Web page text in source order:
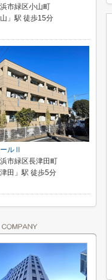
市緑区小山町
」駅 徒歩15分
ルⅡ
市緑区長津田町
田」駅 徒歩5分